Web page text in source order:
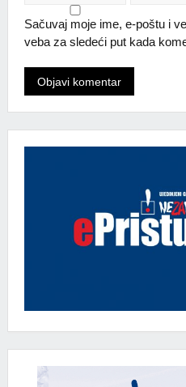
Sačuvaj moje ime, e-poštu i
veba za sledeći put kada